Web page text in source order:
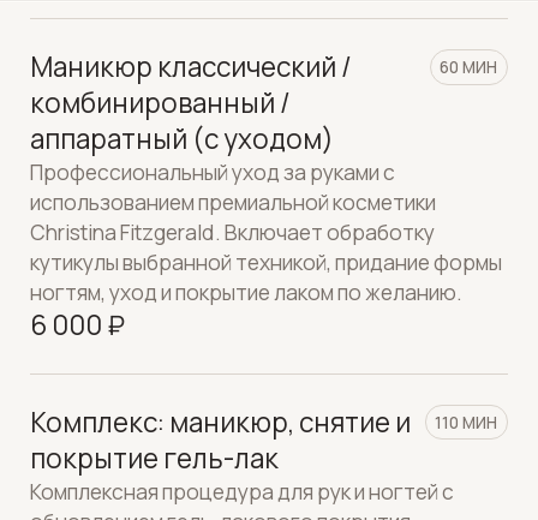
ногтям, уход и покрытие лаком по желанию.
6 000 ₽
Комплекс: маникюр, снятие и
покрытие гель-лак
Комплексная процедура для рук и ногтей с
обновлением гель-лакового покрытия.
8 500 ₽
Маникюр-экспресс
Быстрая процедура для ухоженного вида рук:
этапов ухода.
3 500 ₽
30 МИН